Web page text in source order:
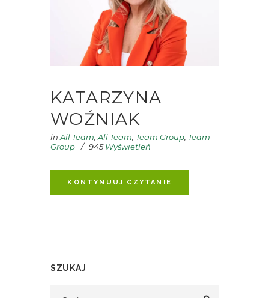
KATARZYNA
WOŹNIAK
in All Team All Team Team Group Team
Group
945Wyświetleń
KONTYNUUJ CZYTANIE
SZUKAJ